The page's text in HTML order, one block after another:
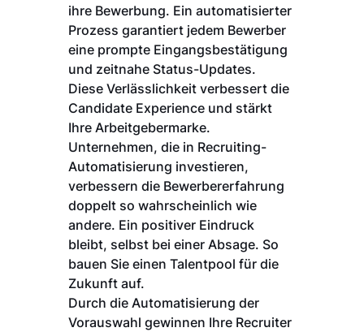
ihre Bewerbung. Ein automatisierter
Prozess garantiert jedem Bewerber
eine prompte Eingangsbestätigung
und zeitnahe Status-Updates.
Diese Verlässlichkeit verbessert die
Candidate Experience und stärkt
Ihre Arbeitgebermarke.
Unternehmen, die in Recruiting-
Automatisierung investieren,
verbessern die Bewerbererfahrung
doppelt so wahrscheinlich wie
andere. Ein positiver Eindruck
bleibt, selbst bei einer Absage. So
bauen Sie einen Talentpool für die
Zukunft auf.
Durch die Automatisierung der
Vorauswahl gewinnen Ihre Recruiter